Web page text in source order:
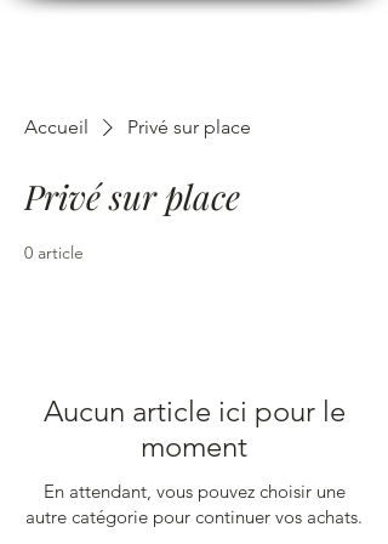
Accueil Privé sur place
Privé sur place
0 article
Aucun article ici pour le
moment
En attendant, vous pouvez choisir une
autre catégorie pour continuer vos achats.